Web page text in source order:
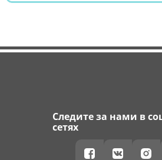
Следите за нами в
сетях